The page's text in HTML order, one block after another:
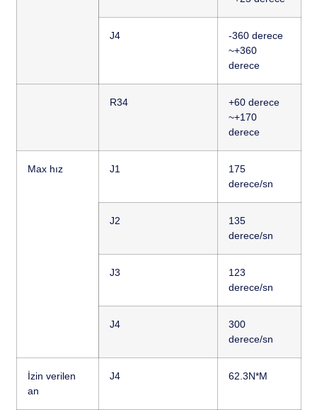
J4
-360 derece
~+360
derece
R34
+60 derece
~+170
derece
Max hız J1
175
derece/sn
J2
135
derece/sn
J3
123
derece/sn
J4
300
derece/sn
İzin verilen
an
J4 62.3N*M